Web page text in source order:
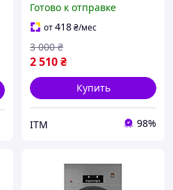
электрическая сушилка
для белья
Электросухушка для
одежды
Готово к отправке
от418₴/мес
2 510₴
3 000 ₴
Купить
ITM 98%